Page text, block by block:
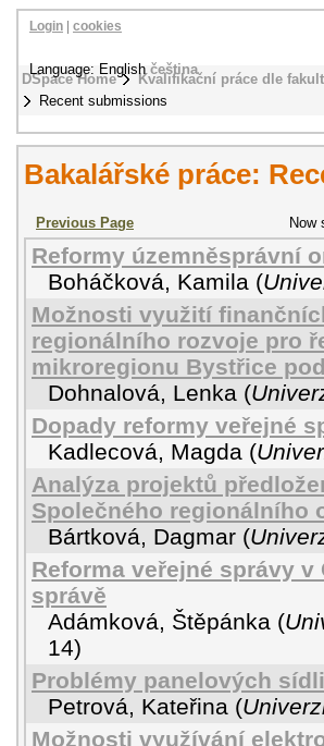
DSpace Home Kvalifikační práce dle fakult
Recent submissions
Login cookies
Language: Englishčeština
Bakalářské práce:
Previous Page Now
Reformy územněsprávní
Boháčková, Kamila (
Možnosti využití
regionálního rozvoje pro
mikroregionu Bystřice
Dohnalová, Lenka (
Dopady reformy veřejné
Kadlecová, Magda (
Analýza projektů
Společného regionálního
Bártková, Dagmar (
Reforma veřejné správy
správě
Adámková, Štěpánka (
14)
Problémy panelových
Petrová, Kateřina (
Možnosti využívání